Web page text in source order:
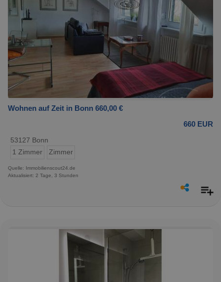
Wohnen auf Zeit in Bonn 660,00 €
660 EUR
53127 Bonn
1 Zimmer
Zimmer
Quelle: Immobilienscout24.de
Aktualisiert: 2 Tage, 3 Stunden